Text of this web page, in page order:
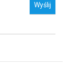
Wyślij